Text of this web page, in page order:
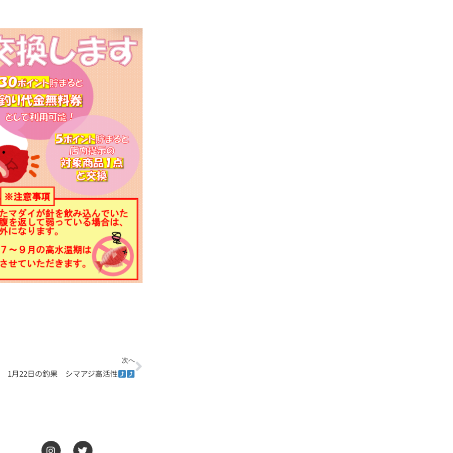
次へ
1月22日の釣果 シマアジ高活性
Next
I
T